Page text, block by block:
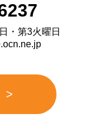
・第3火曜日